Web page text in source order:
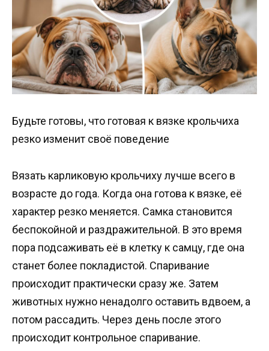
Будьте готовы, что готовая к вязке крольчиха
резко изменит своё поведение
Вязать карликовую крольчиху лучше всего в
возрасте до года. Когда она готова к вязке, её
характер резко меняется. Самка становится
беспокойной и раздражительной. В это время
пора подсаживать её в клетку к самцу, где она
станет более покладистой. Спаривание
происходит практически сразу же. Затем
животных нужно ненадолго оставить вдвоем, а
потом рассадить. Через день после этого
происходит контрольное спаривание.